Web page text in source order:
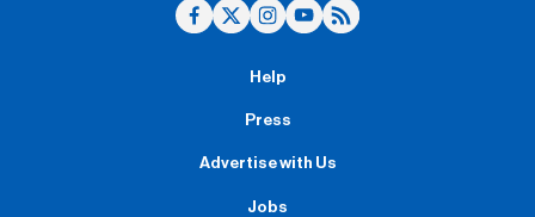
Help
Press
Advertise with Us
Jobs